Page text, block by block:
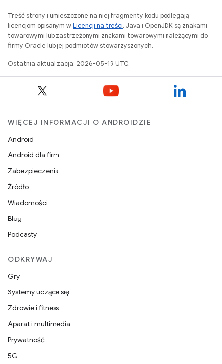
Treść strony i umieszczone na niej fragmenty kodu podlegają
licencjom opisanym wLicencji na treści. Java i OpenJDK są znakami
towarowymi lub zastrzeżonymi znakami towarowymi należącymi do
firmy Oracle lub jej podmiotów stowarzyszonych.
Ostatnia aktualizacja: 2026-05-19 UTC.
WIĘCEJ INFORMACJI O ANDROIDZIE
Android
Android dla firm
Zabezpieczenia
Źródło
Wiadomości
Blog
Podcasty
ODKRYWAJ
Gry
Systemy uczące się
Zdrowie i fitness
Aparat i multimedia
Prywatność
5G